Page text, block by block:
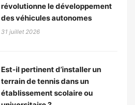
révolutionne le développement
des véhicules autonomes
31 juillet 2026
Est-il pertinent d’installer un
terrain de tennis dans un
établissement scolaire ou